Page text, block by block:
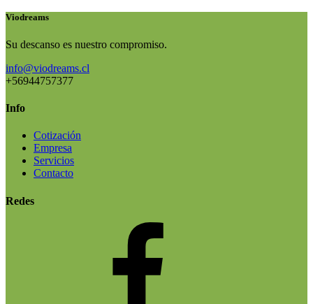
Viodreams
Su descanso es nuestro compromiso.
info@viodreams.cl
+56944757377
Info
Cotización
Empresa
Servicios
Contacto
Redes